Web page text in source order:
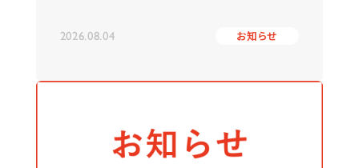
2026.08.04 お知らせ